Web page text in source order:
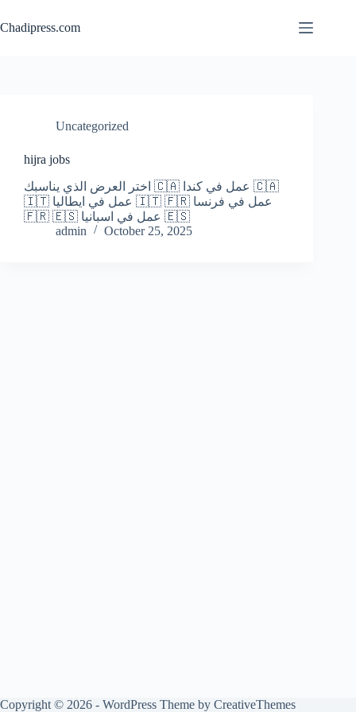
to
content
Chadipress.com
Uncategorized
hijra jobs
اختر العرض الذي يناسبك 🇨🇦 عمل في كندا 🇨🇦
🇮🇹 عمل في ايطاليا 🇮🇹 🇫🇷 عمل في فرنسا
🇫🇷 🇪🇸 عمل في اسبانيا 🇪🇸
admin
October 25, 2025
Copyright © 2026 - WordPress Theme by CreativeThemes